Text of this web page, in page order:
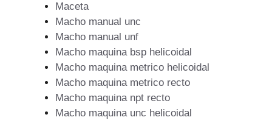
Maceta
Macho manual unc
Macho manual unf
Macho maquina bsp helicoidal
Macho maquina metrico helicoidal
Macho maquina metrico recto
Macho maquina npt recto
Macho maquina unc helicoidal